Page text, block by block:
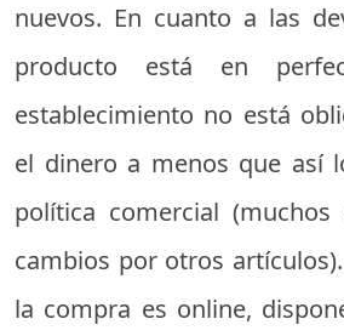
nuevos. En cuanto a las
producto está en
establecimiento no está
el dinero a menos que así
política comercial
cambios por otros
la compra es online,